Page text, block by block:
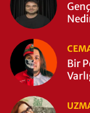
Bir